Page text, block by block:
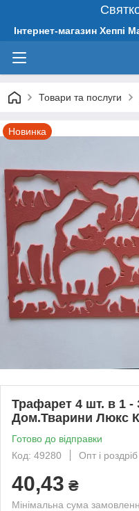
Інтернет-магазин Хеппі
Товари та послуги
Новинка
Трафарет 4 шт. в 1 -
Дом.Тварини Люкс
Готово до відправки
Код: 49280
Опт і роздріб
40,43 ₴
Мінімальна сума